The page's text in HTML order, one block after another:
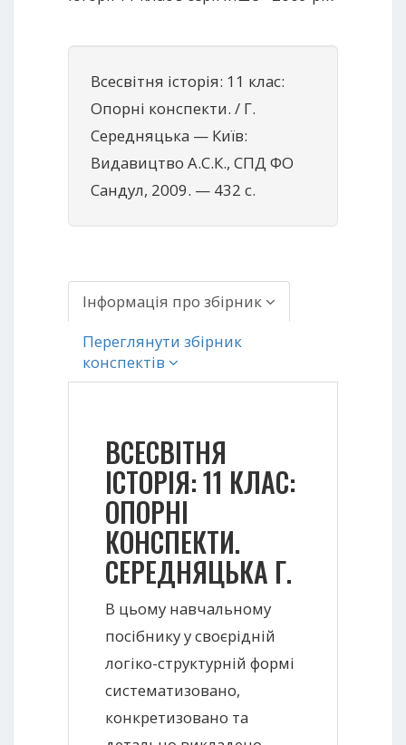
Всесвітня історія: 11 клас:
Опорні конспекти. / Г.
Середняцька — Київ:
Видавицтво А.С.К., СПД ФО
Сандул, 2009. — 432 с.
Інформація про збірник
Переглянути збірник
конспектів
ВСЕСВІТНЯ
ІСТОРІЯ: 11 КЛАС:
ОПОРНІ
КОНСПЕКТИ.
СЕРЕДНЯЦЬКА Г.
В цьому навчальному
посібнику у своєрідній
логіко-структурній формі
систематизовано,
конкретизовано та